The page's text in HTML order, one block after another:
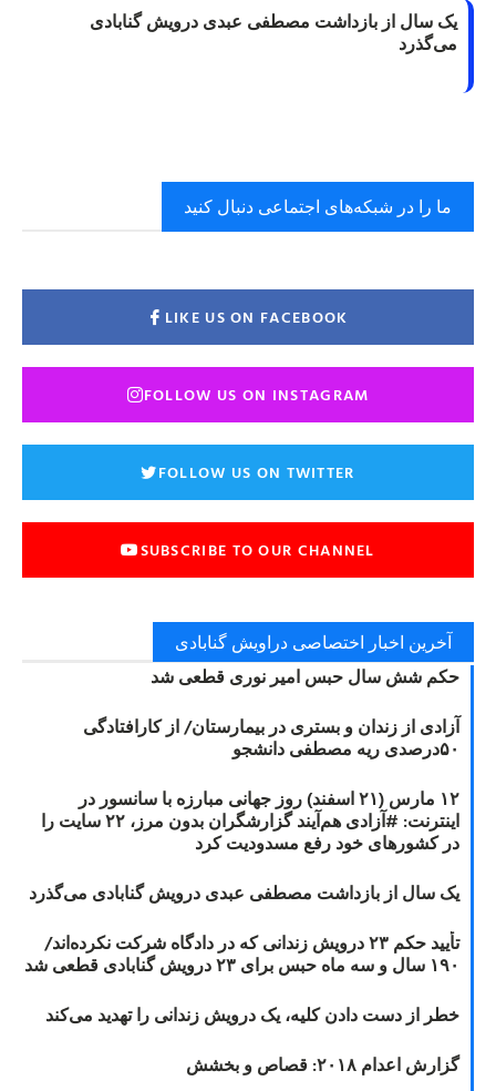
یک سال از بازداشت مصطفی عبدی درویش گنابادی
می‌گذرد
ما را در شبکه‌های اجتماعی دنبال کنید
LIKE US ON FACEBOOK
FOLLOW US ON INSTAGRAM
FOLLOW US ON TWITTER
SUBSCRIBE TO OUR CHANNEL
آخرین اخبار اختصاصی دراویش گنابادی
حکم شش سال حبس امیر نوری قطعی شد
آزادی از زندان و بستری در بیمارستان/ از کارافتادگی
۵۰درصدی ریه مصطفی دانشجو
۱۲ مارس (۲۱ اسفند) روز جهانی مبارزه با سانسور در
اینترنت: #آزادی هم‌آیند گزارشگران‌ بدون مرز، ۲۲ سایت را
در کشورهای خود رفع مسدودیت کرد
یک سال از بازداشت مصطفی عبدی درویش گنابادی می‌گذرد
تأیید حکم ۲۳ درویش زندانی که در دادگاه شرکت نکرده‌اند/
۱۹۰ سال و سه ماه حبس برای ۲۳ درویش گنابادی قطعی شد
خطر از دست دادن کلیه، یک درویش زندانی را تهدید می‌کند
گزارش اعدام ۲۰۱۸: قصاص و بخشش